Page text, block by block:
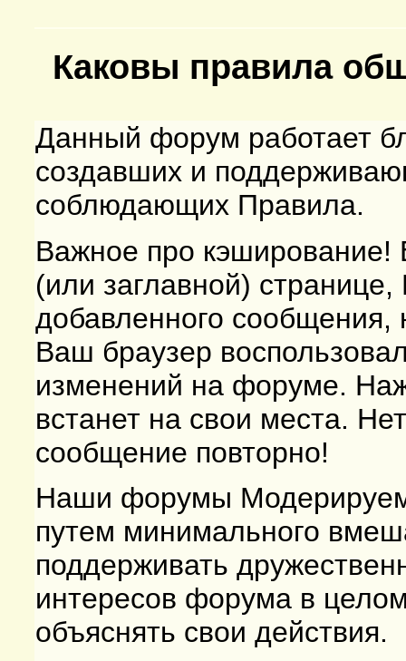
Каковы правила
Данный форум работает
создавших и
соблюдающих Правила.
Важное про
(или заглавной)
добавленного сообщения,
Ваш браузер
изменений на форуме.
встанет на свои места.
сообщение повторно!
Наши форумы
путем минимального
поддерживать
интересов форума в
объяснять свои действия.